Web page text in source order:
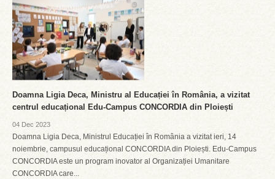
Doamna Ligia Deca, Ministru al Educației în România, a vizitat
centrul educațional Edu-Campus CONCORDIA din Ploiești
04 Dec 2023
Doamna Ligia Deca, Ministrul Educației în România a vizitat ieri, 14
noiembrie, campusul educațional CONCORDIA din Ploiești. Edu-Campus
CONCORDIA este un program inovator al Organizației Umanitare
CONCORDIA care...